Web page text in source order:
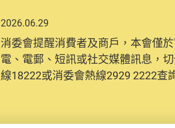
2026.06.29
消委會提醒消費者及商戶，本會僅
電、電郵、短訊或社交媒體訊息，
線18222或消委會熱線2929 2222查
2025.10.31
為提升使用者體驗及網絡安全，本
消費者需要提供基本聯絡資料（包
紀錄將清晰整合於帳戶中，方便日後